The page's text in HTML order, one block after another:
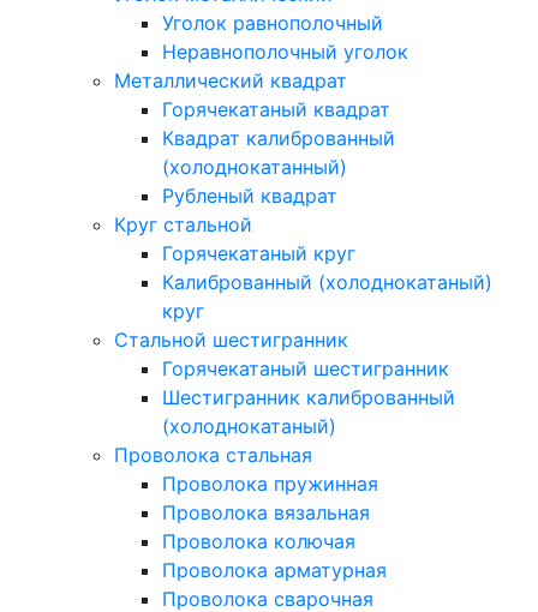
Уголок равнополочный
Неравнополочный уголок
Металлический квадрат
Горячекатаный квадрат
Квадрат калиброванный
(холоднокатанный)
Рубленый квадрат
Круг стальной
Горячекатаный круг
Калиброванный (холоднокатаный)
круг
Стальной шестигранник
Горячекатаный шестигранник
Шестигранник калиброванный
(холоднокатаный)
Проволока стальная
Проволока пружинная
Проволока вязальная
Проволока колючая
Проволока арматурная
Проволока сварочная